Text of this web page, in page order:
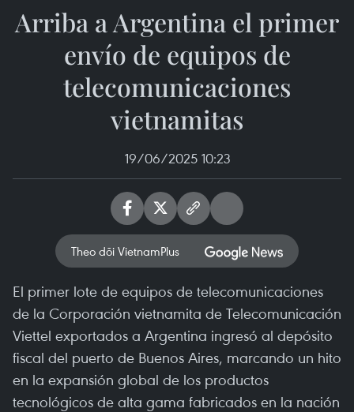
Arriba a Argentina el primer
envío de equipos de
telecomunicaciones
vietnamitas
19/06/2025 10:23
Theo dõi VietnamPlus
El primer lote de equipos de telecomunicaciones
de la Corporación vietnamita de Telecomunicación
Viettel exportados a Argentina ingresó al depósito
fiscal del puerto de Buenos Aires, marcando un hito
en la expansión global de los productos
tecnológicos de alta gama fabricados en la nación